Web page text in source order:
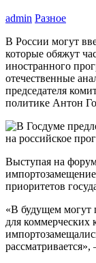
admin Разное
В России могут
которые обяжут
иностранного
отечественные
председателя
политике Антон
Выступая на
приоритетов
«В будущем могут
для